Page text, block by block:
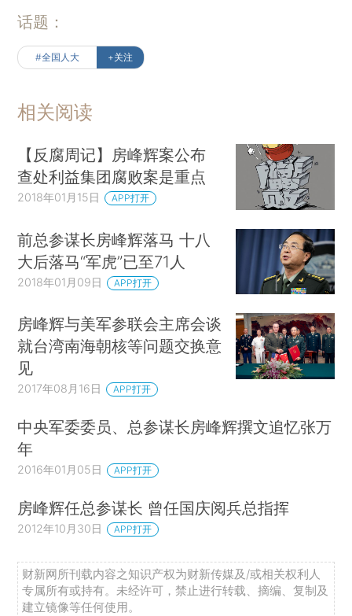
话题：
#全国人大 +关注
相关阅读
【反腐周记】房峰辉案公布
查处利益集团腐败案是重点
2018年01月15日 APP打开
前总参谋长房峰辉落马 十八
大后落马“军虎”已至71人
2018年01月09日 APP打开
房峰辉与美军参联会主席会谈
就台湾南海朝核等问题交换意
见
2017年08月16日 APP打开
中央军委委员、总参谋长房峰辉撰文追忆张万
年
2016年01月05日 APP打开
房峰辉任总参谋长 曾任国庆阅兵总指挥
2012年10月30日 APP打开
财新网所刊载内容之知识产权为财新传媒及/或相关权利人
专属所有或持有。未经许可，禁止进行转载、摘编、复制及
建立镜像等任何使用。